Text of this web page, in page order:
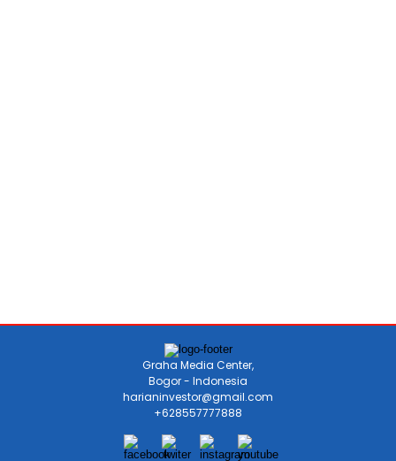
Graha Media Center,
Bogor - Indonesia
harianinvestor@gmail.com
+628557777888